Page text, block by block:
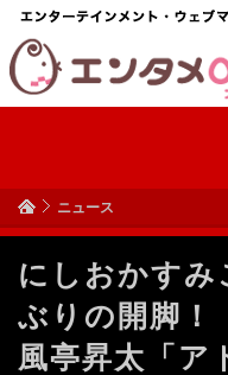
ニュース
にしおかすみ
ぶりの開脚
風亭昇太「ア